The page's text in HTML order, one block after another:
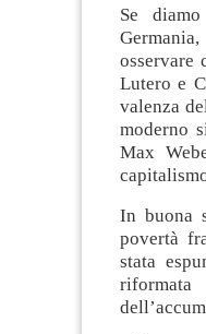
Se
osservare
Lutero e
valenza
moderno
Max
In buona
povertà
stata